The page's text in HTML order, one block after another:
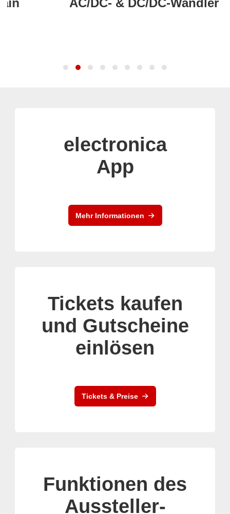
AC/DC- & DC/DC-Wandler
electronica
App
Mehr Informationen
Tickets kaufen
und Gutscheine
einlösen
Tickets & Preise
Funktionen des
Aussteller-